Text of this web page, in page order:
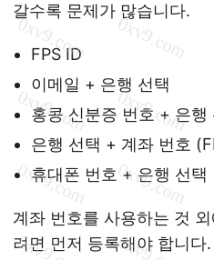
갈수록 문제가 많습니다.
FPS ID
이메일 + 은행 선택
홍콩 신분증 번호 + 은행
은행 선택 + 계좌 번호
휴대폰 번호 + 은행 선택
계좌 번호를 사용하는 것
려면 먼저 등록해야 합니